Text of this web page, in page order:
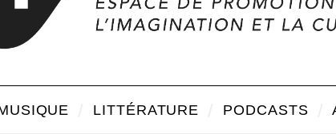
LITTÉRATURE PODCASTS